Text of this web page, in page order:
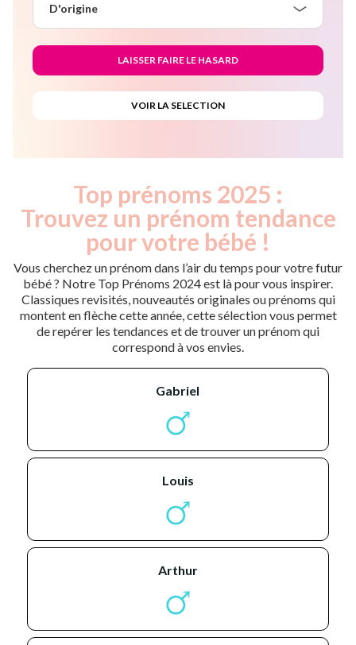
D'origine
Top prénoms 2025 :
Trouvez un prénom tendance
pour votre bébé !
Vous cherchez un prénom dans l’air du temps pour votre futur
bébé ? Notre Top Prénoms 2024 est là pour vous inspirer.
Classiques revisités, nouveautés originales ou prénoms qui
montent en flèche cette année, cette sélection vous permet
de repérer les tendances et de trouver un prénom qui
correspond à vos envies.
gabriel
louis
arthur